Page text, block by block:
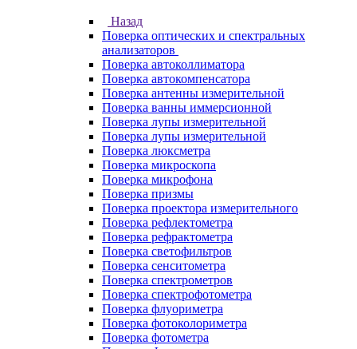
Назад
Поверка оптических и спектральных
анализаторов
Поверка автоколлиматора
Поверка автокомпенсатора
Поверка антенны измерительной
Поверка ванны иммерсионной
Поверка лупы измерительной
Поверка лупы измерительной
Поверка люксметра
Поверка микроскопа
Поверка микрофона
Поверка призмы
Поверка проектора измерительного
Поверка рефлектометра
Поверка рефрактометра
Поверка светофильтров
Поверка сенситометра
Поверка спектрометров
Поверка спектрофотометра
Поверка флуориметра
Поверка фотоколориметра
Поверка фотометра